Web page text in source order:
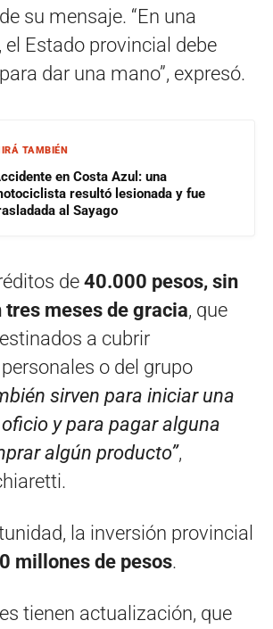
su mensaje. “En una
Estado provincial debe
dar una mano”, expresó.
TAMBIÉN
en Costa Azul: una
resultó lesionada y fue
al Sayago
de 40.000 pesos, sin
tres meses de gracia, que
a cubrir
o del grupo
sirven para iniciar una
y para pagar alguna
algún producto”,
la inversión provincial
millones de pesos.
tienen actualización, que